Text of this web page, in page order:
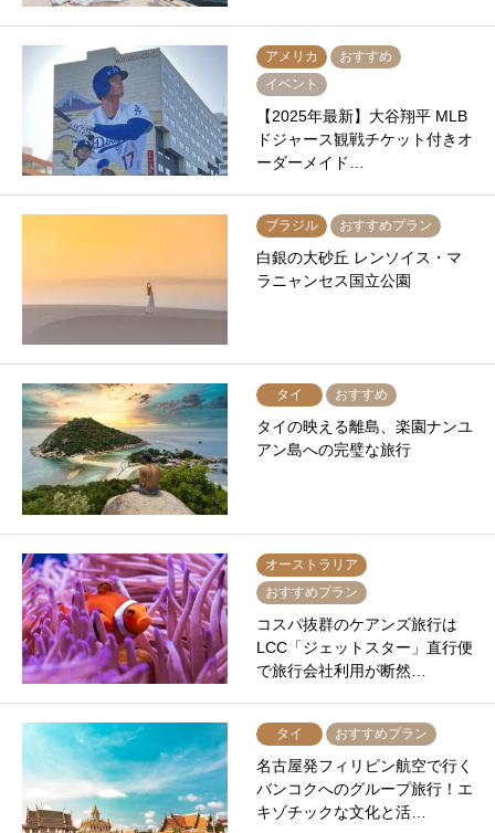
アメリカ
おすすめ
イベント
【2025年最新】大谷翔平 MLB
ドジャース観戦チケット付きオ
ーダーメイド…
ブラジル おすすめプラン
白銀の大砂丘 レンソイス・マ
ラニャンセス国立公園
タイ おすすめ
タイの映える離島、楽園ナンユ
アン島への完璧な旅行
オーストラリア
おすすめプラン
コスパ抜群のケアンズ旅行は
LCC「ジェットスター」直行便
で旅行会社利用が断然…
タイ おすすめプラン
名古屋発フィリピン航空で行く
バンコクへのグループ旅行！エ
キゾチックな文化と活…